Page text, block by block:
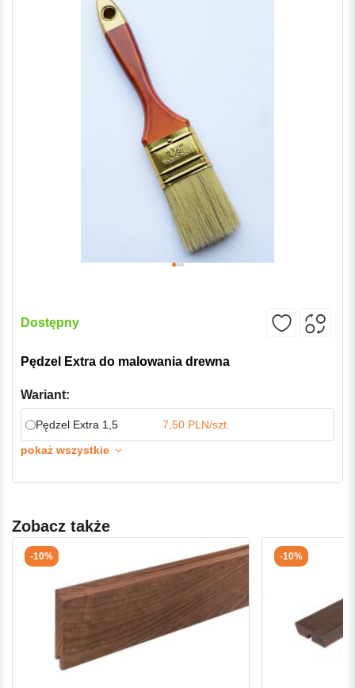
Dostępny
Pędzel Extra do malowania drewna
Wariant:
Pędzel Extra 1,5
7,50 PLN/szt.
pokaż wszystkie
Zobacz także
-10% -10%